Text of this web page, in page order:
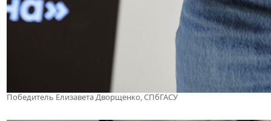
Победитель Елизавета Дворщенко, СПбГАСУ